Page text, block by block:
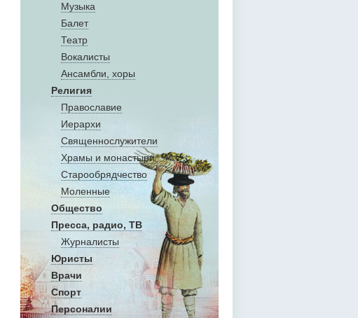
Музыка
Балет
Театр
Вокалисты
Aнсамбли, хоры
Религия
Православие
Иерархи
Священнослужители
Храмы и монастыри
Старообрядчество
Моленные
Общество
Пресса, радио, ТВ
Журналисты
Юристы
Врачи
Спорт
Персоналии